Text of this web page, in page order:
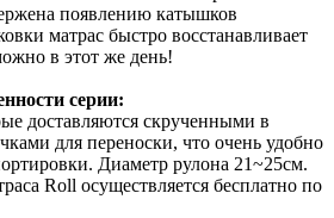
появлению катышков
матрас быстро восстанавливает
в этот же день!
серии:
доставляются скрученными в
для переноски, что очень удобно
Диаметр рулона 21~25см.
Roll осуществляется бесплатно по